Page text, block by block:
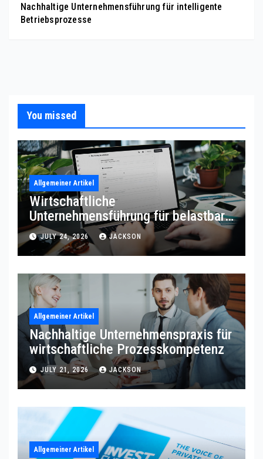
Nachhaltige Unternehmensführung für intelligente
Betriebsprozesse
You missed
Allgemeiner Artikel
Wirtschaftliche
Unternehmensführung für belastbare
Prozessqualität
JULY 24, 2026 JACKSON
Allgemeiner Artikel
Nachhaltige Unternehmenspraxis für
wirtschaftliche Prozesskompetenz
JULY 21, 2026 JACKSON
Allgemeiner Artikel